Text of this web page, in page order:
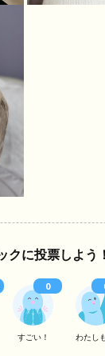
クに投票しよう！
すごい！ わたし
0